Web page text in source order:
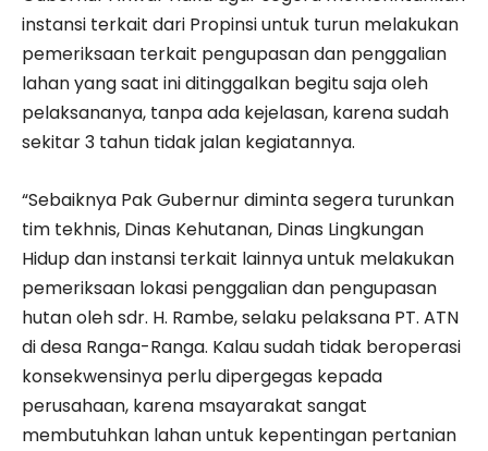
instansi terkait dari Propinsi untuk turun melakukan
pemeriksaan terkait pengupasan dan penggalian
lahan yang saat ini ditinggalkan begitu saja oleh
pelaksananya, tanpa ada kejelasan, karena sudah
sekitar 3 tahun tidak jalan kegiatannya.
“Sebaiknya Pak Gubernur diminta segera turunkan
tim tekhnis, Dinas Kehutanan, Dinas Lingkungan
Hidup dan instansi terkait lainnya untuk melakukan
pemeriksaan lokasi penggalian dan pengupasan
hutan oleh sdr. H. Rambe, selaku pelaksana PT. ATN
di desa Ranga-Ranga. Kalau sudah tidak beroperasi
konsekwensinya perlu dipergegas kepada
perusahaan, karena msayarakat sangat
membutuhkan lahan untuk kepentingan pertanian